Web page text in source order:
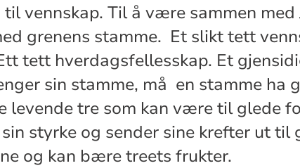
vennskap. Til å være sammen med
grenens stamme. Et slikt tett
tett hverdagsfellesskap. Et
sin stamme, må en stamme ha
levende tre som kan være til glede
styrke og sender sine krefter ut til
og kan bære treets frukter.